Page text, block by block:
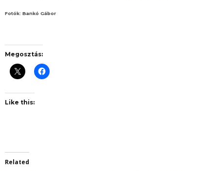
Fotók: Bankó Gábor
Megosztás:
Like this:
Related